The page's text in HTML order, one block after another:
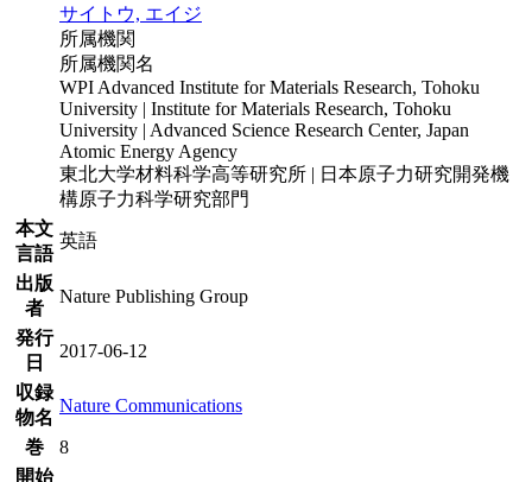
サイトウ, エイジ
所属機関
所属機関名
WPI Advanced Institute for Materials Research, Tohoku
University | Institute for Materials Research, Tohoku
University | Advanced Science Research Center, Japan
Atomic Energy Agency
東北大学材料科学高等研究所 | 日本原子力研究開発機
構原子力科学研究部門
本文
言語
英語
出版
者
Nature Publishing Group
発行
日
2017-06-12
収録
物名
Nature Communications
巻
8
開始